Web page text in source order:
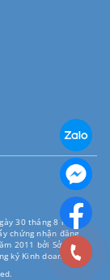
30 tháng 8 năm
chứng nhận đăng
2011 bởi Sở Kế
ký Kinh doanh.